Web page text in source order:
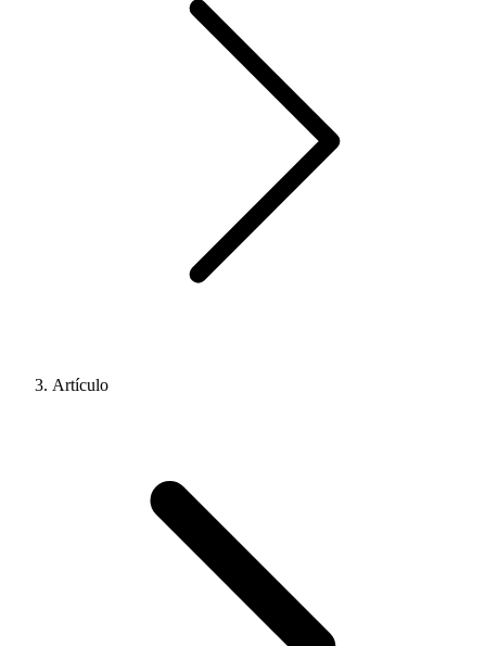
Artículo